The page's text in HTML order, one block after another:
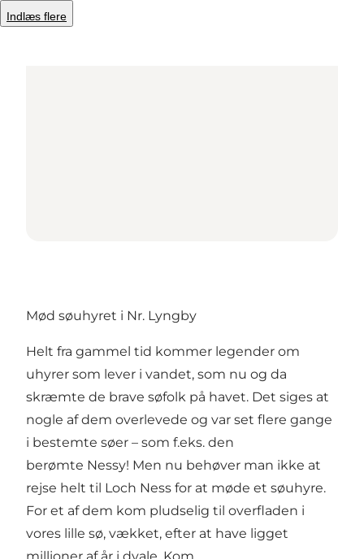
Indlæs flere
Mød søuhyret i Nr. Lyngby
Helt fra gammel tid kommer legender om
uhyrer som lever i vandet, som nu og da
skræmte de brave søfolk på havet. Det siges at
nogle af dem overlevede og var set flere gange
i bestemte søer – som f.eks. den
berømte Nessy! Men nu behøver man ikke at
rejse helt til Loch Ness for at møde et søuhyre.
For et af dem kom pludselig til overfladen i
vores lille sø, vækket, efter at have ligget
millioner af år i dvale. Kom